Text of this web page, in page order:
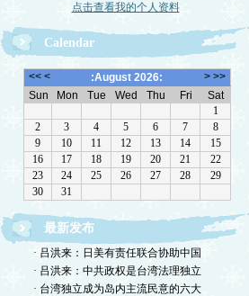
点击查看我的个人资料
Calendar
最新发布
· 吕洪来：日美有责任联合协助中国
· 吕洪来：中共政权是台湾法理独立
· 台湾独立成为岛内主流民意的六大